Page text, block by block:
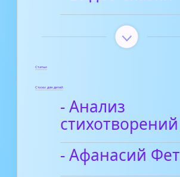
Статьи
Стихи для детей
- Анализ
стихотворений
- Афанасий Фет